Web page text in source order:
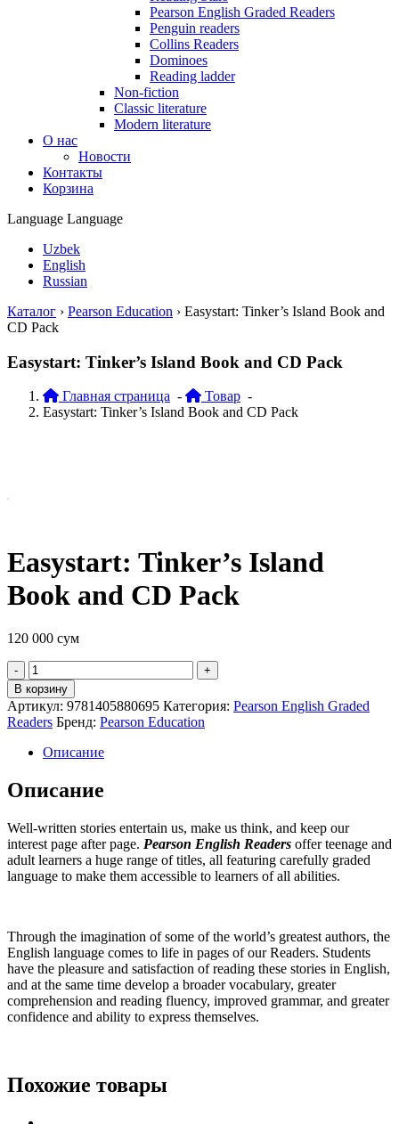
Pearson English Graded Readers
Penguin readers
Collins Readers
Dominoes
Reading ladder
Non-fiction
Classic literature
Modern literature
О нас
Новости
Контакты
Корзина
Language Language
Uzbek
English
Russian
Каталог › Pearson Education › Easystart: Tinker’s Island Book and
CD Pack
Easystart: Tinker’s Island Book and CD Pack
Главная страница - Товар -
Easystart: Tinker’s Island Book and CD Pack
Easystart: Tinker’s Island
Book and CD Pack
120 000 сум
Quantity
В корзину
Артикул: 9781405880695 Категория: Pearson English Graded
Readers Бренд: Pearson Education
Описание
Описание
Well-written stories entertain us, make us think, and keep our
interest page after page. Pearson English Readers offer teenage and
adult learners a huge range of titles, all featuring carefully graded
language to make them accessible to learners of all abilities.
Through the imagination of some of the world’s greatest authors, the
English language comes to life in pages of our Readers. Students
have the pleasure and satisfaction of reading these stories in English,
and at the same time develop a broader vocabulary, greater
comprehension and reading fluency, improved grammar, and greater
confidence and ability to express themselves.
Похожие товары